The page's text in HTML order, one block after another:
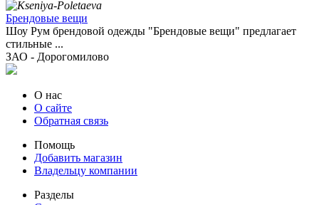
Брендовые вещи
Шоу Рум брендовой одежды "Брендовые вещи" предлагает
стильные ...
ЗАО - Дорогомилово
О нас
О сайте
Обратная связь
Помощь
Добавить магазин
Владельцу компании
Разделы